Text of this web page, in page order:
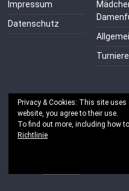
Impressum
Datenschutz
Turniere
Privacy & Cookies: This site
website, you agree to their use.
To find out more, including how
Richtlinie
Copyright © 2026
von